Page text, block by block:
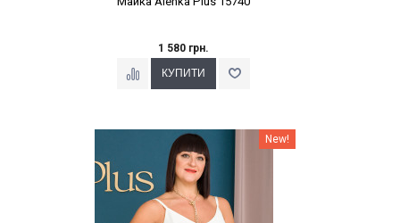
1 580 грн.
Наклейки Варіант з % New!